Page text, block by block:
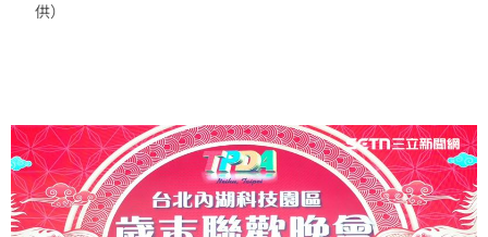
供）